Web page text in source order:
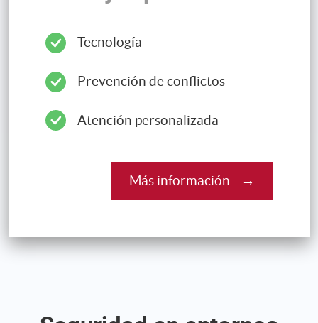
Tecnología
Prevención de conflictos
Atención personalizada
Más información